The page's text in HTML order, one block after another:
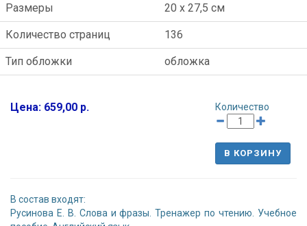
Размеры 20 x 27,5 см
Количество страниц 136
Тип обложки обложка
Цена: 659,00 р. Количество
В КОРЗИНУ
В состав входят:
Русинова Е. В. Слова и фразы. Тренажер по чтению. Учебное